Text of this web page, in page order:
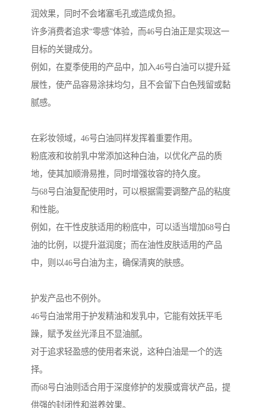
润效果，同时不会堵塞毛孔或造成负担。
许多消费者追求“零感”体验，而46号白油正是实现这一
目标的关键成分。
例如，在夏季使用的产品中，加入46号白油可以提升延
展性，使产品容易涂抹均匀，且不会留下白色残留或黏
腻感。
在彩妆领域，46号白油同样发挥着重要作用。
粉底液和妆前乳中常添加这种白油，以优化产品的质
地，使其加顺滑易推，同时增强妆容的持久度。
与68号白油复配使用时，可以根据需要调整产品的粘度
和性能。
例如，在干性皮肤适用的粉底中，可以适当增加68号白
油的比例，以提升滋润度；而在油性皮肤适用的产品
中，则以46号白油为主，确保清爽的肤感。
护发产品也不例外。
46号白油常用于护发精油和发乳中，它能有效抚平毛
躁，赋予发丝光泽且不显油腻。
对于追求轻盈感的使用者来说，这种白油是一个的选
择。
而68号白油则适合用于深度修护的发膜或膏状产品，提
供强的封闭性和滋养效果。